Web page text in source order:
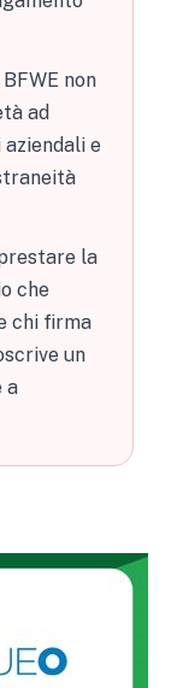
non
ad
e
la
che
chi firma
un
a